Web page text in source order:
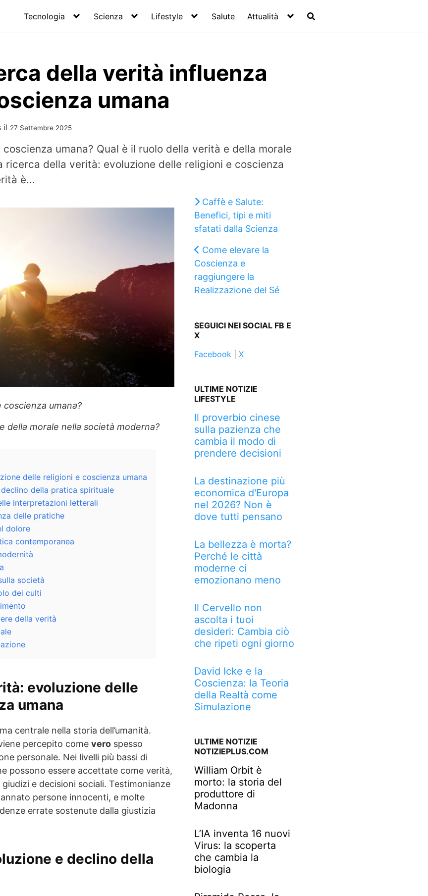
Tecnologia Scienza Lifestyle Salute Attualità
della verità influenza
umana
il 27 Settembre 2025
umana? Qual è il ruolo della verità e della morale
ricerca della verità: evoluzione delle religioni e coscienza
è...
umana?
della morale nella società moderna?
delle religioni e coscienza umana
della pratica spirituale
interpretazioni letterali
delle pratiche
dolore
contemporanea
società
dei culti
della verità
evoluzione delle
umana
centrale nella storia dell’umanità.
percepito come vero spesso
personale. Nei livelli più bassi di
possono essere accettate come verità,
e decisioni sociali. Testimonianze
persone innocenti, e molte
errate sostenute dalla giustizia
e declino della
Caffè e Salute:
Benefici, tipi e miti
sfatati dalla Scienza
Come elevare la
Coscienza e
raggiungere la
Realizzazione del Sé
SEGUICI NEI SOCIAL FB E
X
Facebook| X
ULTIME NOTIZIE
LIFESTYLE
Il proverbio cinese
sulla pazienza che
cambia il modo di
prendere decisioni
La destinazione più
economica d'Europa
nel 2026? Non è
dove tutti pensano
La bellezza è morta?
Perché le città
moderne ci
emozionano meno
Il Cervello non
ascolta i tuoi
desideri: Cambia ciò
che ripeti ogni giorno
David Icke e la
Coscienza: la Teoria
della Realtà come
Simulazione
ULTIME NOTIZIE
NOTIZIEPLUS.COM
William Orbit è
morto: la storia del
produttore di
Madonna
L’IA inventa 16 nuovi
Virus: la scoperta
che cambia la
biologia